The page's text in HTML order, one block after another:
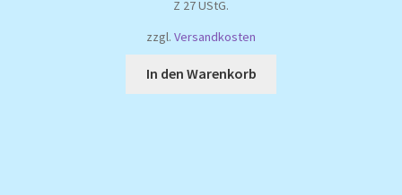
Z 27 UStG.
zzgl. Versandkosten
In den Warenkorb